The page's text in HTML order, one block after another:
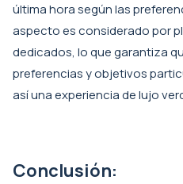
última hora según las
aspecto es considerado por
dedicados, lo que garantiza
preferencias y objetivos
así una experiencia de lujo
Conclusión: